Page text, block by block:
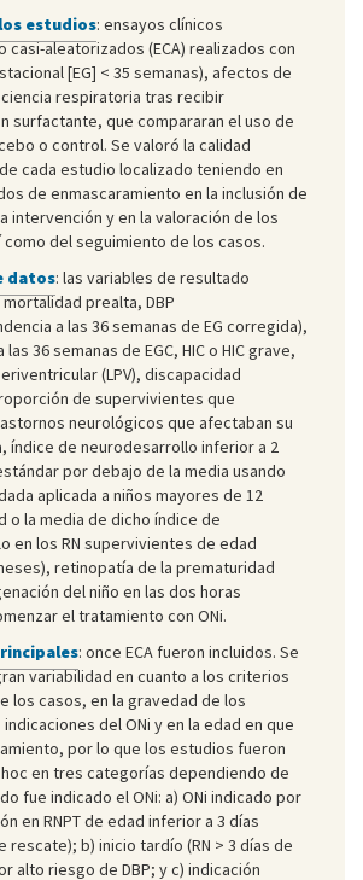
estudios: ensayos clínicos
casi-aleatorizados (ECA) realizados con
[EG] < 35 semanas), afectos de
respiratoria tras recibir
surfactante, que compararan el uso de
o control. Se valoró la calidad
cada estudio localizado teniendo en
de enmascaramiento en la inclusión de
intervención y en la valoración de los
del seguimiento de los casos.
datos: las variables de resultado
prealta, DBP
a las 36 semanas de EG corregida),
las 36 semanas de EGC, HIC o HIC grave,
(LPV), discapacidad
de supervivientes que
neurológicos que afectaban su
índice de neurodesarrollo inferior a 2
por debajo de la media usando
aplicada a niños mayores de 12
o la media de dicho índice de
en los RN supervivientes de edad
retinopatía de la prematuridad
del niño en las dos horas
el tratamiento con ONi.
: once ECA fueron incluidos. Se
variabilidad en cuanto a los criterios
los casos, en la gravedad de los
del ONi y en la edad en que
por lo que los estudios fueron
en tres categorías dependiendo de
fue indicado el ONi: a) ONi indicado por
en RNPT de edad inferior a 3 días
rescate); b) inicio tardío (RN > 3 días de
alto riesgo de DBP; y c) indicación